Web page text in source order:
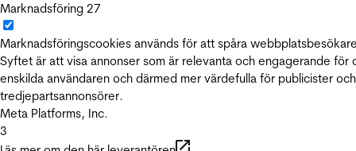
Marknadsföring 27
Marknadsföringscookies används för att spåra
Syftet är att visa annonser som är relevanta och engagerande för
enskilda användaren och därmed mer värdefulla för publicister och
tredjepartsannonsörer.
Meta Platforms, Inc.
3